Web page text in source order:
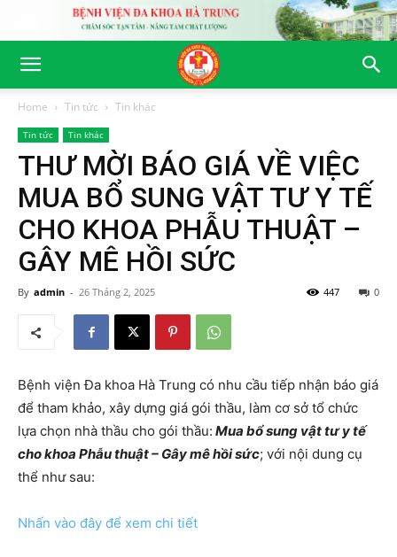
Home Tin tức Tin khác
Tin tức Tin khác
THƯ MỜI BÁO GIÁ VỀ VIỆC
MUA BỔ SUNG VẬT TƯ Y TẾ
CHO KHOA PHẪU THUẬT –
GÂY MÊ HỒI SỨC
By admin - 26 Tháng 2, 2025 0
447
Bệnh viện Đa khoa Hà Trung có nhu cầu tiếp nhận báo giá
để tham khảo, xây dựng giá gói thầu, làm cơ sở tổ chức
lựa chọn nhà thầu cho gói thầu: Mua bổ sung vật tư y tế
cho khoa Phẫu thuật – Gây mê hồi sức; với nội dung cụ
thể như sau:
Nhấn vào đây để xem chi tiết